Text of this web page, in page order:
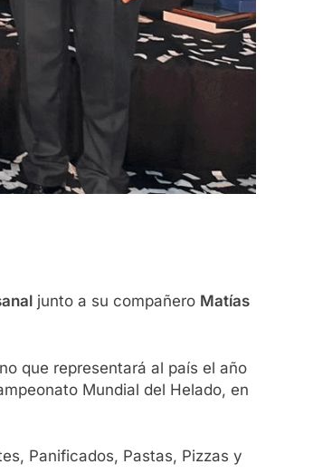
junto a su compañero Matías
que representará al país el año
Mundial del Helado, en
Panificados, Pastas, Pizzas y